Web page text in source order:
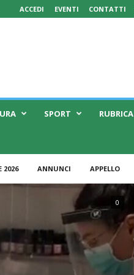
ACCEDI EVENTI CONTATTI
SPORT RUBRICA
2026 ANNUNCI APPELLO
0